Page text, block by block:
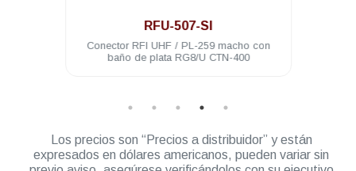
RFU-507-SI
Conector RFI UHF / PL-259 macho con
baño de plata RG8/U CTN-400
Los precios son “Precios a distribuidor” y están
expresados en dólares americanos, pueden variar sin